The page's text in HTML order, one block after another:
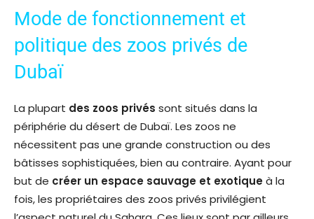
Mode de fonctionnement et
politique des zoos privés de
Dubaï
La plupart des zoos privés sont situés dans la
périphérie du désert de Dubaï. Les zoos ne
nécessitent pas une grande construction ou des
bâtisses sophistiquées, bien au contraire. Ayant pour
but de créer un espace sauvage et exotiqueà la
fois, les propriétaires des zoos privés privilégient